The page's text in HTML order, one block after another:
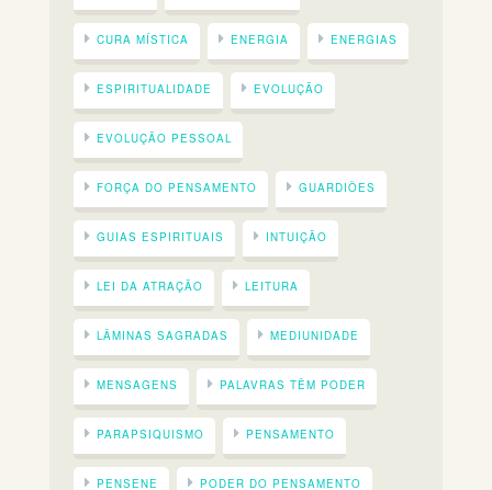
CURA MÍSTICA ENERGIA ENERGIAS
ESPIRITUALIDADE EVOLUÇÃO
EVOLUÇÃO PESSOAL
FORÇA DO PENSAMENTO GUARDIÕES
GUIAS ESPIRITUAIS INTUIÇÃO
LEI DA ATRAÇÃO LEITURA
LÂMINAS SAGRADAS MEDIUNIDADE
MENSAGENS PALAVRAS TÊM PODER
PARAPSIQUISMO PENSAMENTO
PENSENE PODER DO PENSAMENTO